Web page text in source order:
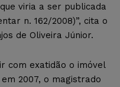
viria a ser publicada
n. 162/2008)”, cita o
de Oliveira Júnior.
com exatidão o imóvel
2007, o magistrado